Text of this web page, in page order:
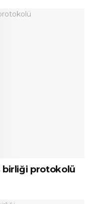
birliği protokolü